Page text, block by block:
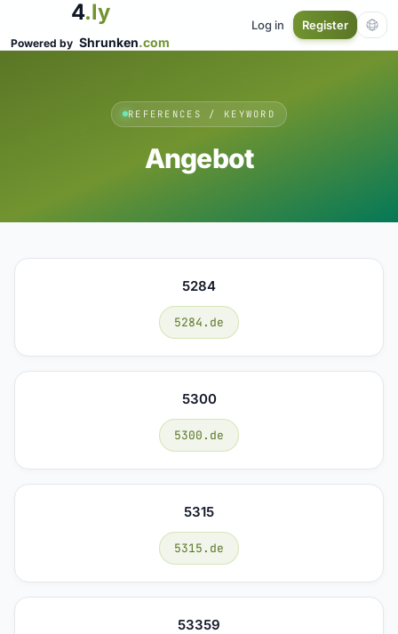
4.ly
Powered by Shrunken.com
Log in Register
REFERENCES / KEYWORD
Angebot
5284
5284.de
5300
5300.de
5315
5315.de
53359